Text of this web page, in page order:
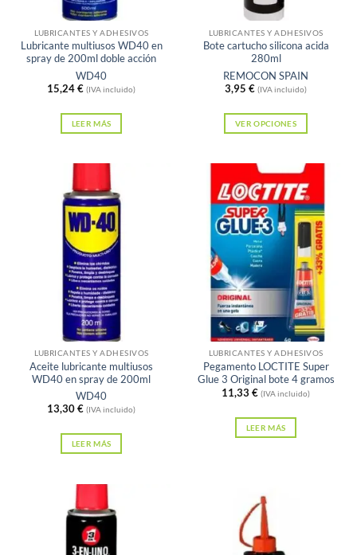
Sin existencias
LUBRICANTES Y ADHESIVOS
Lubricante multiusos WD40 en
spray de 200ml doble acción
WD40
15,24€ (IVA incluido)
LEER MÁS
Sin existencias
LUBRICANTES Y ADHESIVOS
Bote cartucho silicona acida
280ml
REMOCON SPAIN
3,95 € (IVA incluido)
VER OPCIONES
producto
tiene
múltiples
variantes.
Las
opciones
pueden
elegir
en
la
página
de
Sin existencias
LUBRICANTES Y ADHESIVOS
Aceite lubricante multiusos
WD40 en spray de 200ml
WD40
13,30€ (IVA incluido)
LEER MÁS
Sin existencias
LUBRICANTES Y ADHESIVOS
Pegamento LOCTITE Super
Glue 3 Original bote 4 gramos
11,33 € (IVA incluido)
LEER MÁS